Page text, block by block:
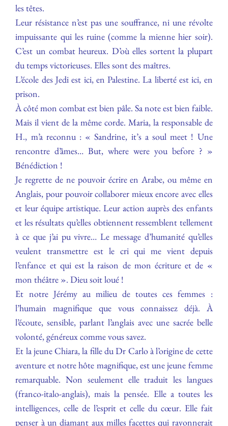
les têtes.
Leur résistance n’est pas une souffrance, ni une révolte
impuissante qui les ruine (comme la mienne hier soir).
C’est un combat heureux. D’où elles sortent la plupart
du temps victorieuses. Elles sont des maîtres.
L’école des Jedi est ici, en Palestine. La liberté est ici, en
prison.
À côté mon combat est bien pâle. Sa note est bien faible.
Mais il vient de la même corde. Maria, la responsable de
H., m’a reconnu : « Sandrine, it’s a soul meet ! Une
rencontre d’âmes… But, where were you before ? »
Bénédiction !
Je regrette de ne pouvoir écrire en Arabe, ou même en
Anglais, pour pouvoir collaborer mieux encore avec elles
et leur équipe artistique. Leur action auprès des enfants
et les résultats qu’elles obtiennent ressemblent tellement
à ce que j’ai pu vivre… Le message d’humanité qu’elles
veulent transmettre est le cri qui me vient depuis
l’enfance et qui est la raison de mon écriture et de «
mon théâtre ». Dieu soit loué !
Et notre Jérémy au milieu de toutes ces femmes :
l’humain magnifique que vous connaissez déjà. À
l’écoute, sensible, parlant l’anglais avec une sacrée belle
volonté, généreux comme vous savez.
Et la jeune Chiara, la fille du Dr Carlo à l’origine de cette
aventure et notre hôte magnifique, est une jeune femme
remarquable. Non seulement elle traduit les langues
(franco-italo-anglais), mais la pensée. Elle a toutes les
intelligences, celle de l’esprit et celle du cœur. Elle fait
penser à un diamant aux milles facettes qui rayonnerait